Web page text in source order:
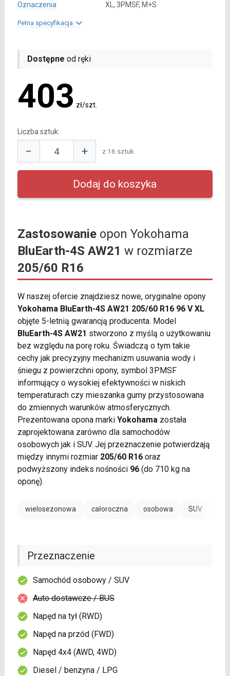
Oznaczenia
XL, 3PMSF, M+S
Pełna specyfikacja
Dostępne od ręki
403 zł/szt.
Liczba sztuk:
− + z 16 sztuk
Zastosowanieopon Yokohama
BluEarth-4S AW21 w rozmiarze
205/60 R16
W naszej ofercie znajdziesz nowe, oryginalne opony
Yokohama BluEarth-4S AW21 205/60 R16 96 V XL
objęte 5-letnią gwarancją producenta. Model
BluEarth-4S AW21 stworzono z myślą o użytkowaniu
bez względu na porę roku. Świadczą o tym takie
cechy jak precyzyjny mechanizm usuwania wody i
śniegu z powierzchni opony, symbol 3PMSF
informujący o wysokiej efektywności w niskich
temperaturach czy mieszanka gumy przystosowana
do zmiennych warunków atmosferycznych.
Prezentowana opona marki Yokohamazostała
zaprojektowana zarówno dla samochodów
osobowych jak i SUV. Jej przeznaczenie potwierdzają
między innymi rozmiar 205/60 R16oraz
podwyższony indeks nośności 96(do 710 kg na
oponę).
wielosezonowa całoroczna osobowa SUV
Przeznaczenie
Samochód osobowy / SUV
Auto dostawcze / BUS
Napęd na tył (RWD)
Napęd na przód (FWD)
Napęd 4x4 (AWD, 4WD)
Diesel / benzyna / LPG